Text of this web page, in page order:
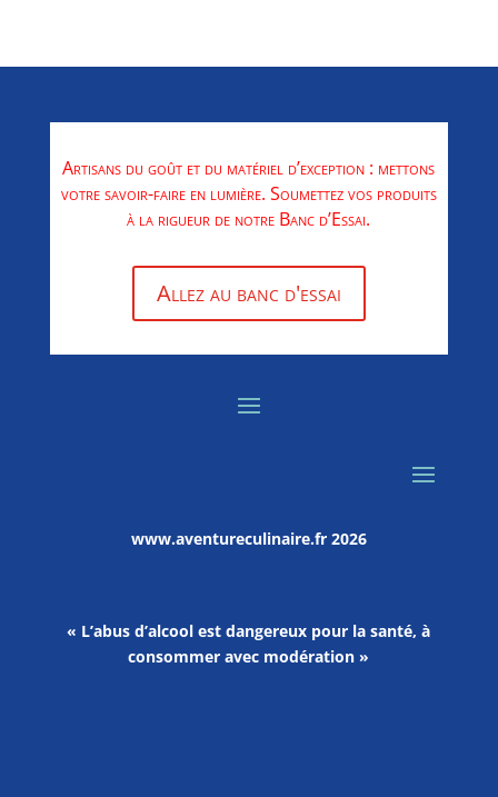
Artisans du goût et du matériel d’exception : mettons
votre savoir-faire en lumière. Soumettez vos produits
à la rigueur de notre Banc d’Essai.
Allez au banc d'essai
www.aventureculinaire.fr2026
« L’abus d’alcool est dangereux pour la santé, à
consommer avec modération »